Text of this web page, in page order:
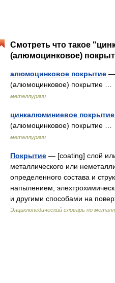
Смотреть что такое
(алюмоцинковое)
алюмоцинковое покрытие —
(алюмоцинковое) покрытие …
металлургии
цинкалюминиевое покрытие
(алюмоцинковое) покрытие …
металлургии
Покрытие — [coating] слой
металлического или
определенного состава и
напылением,
и другими способами на
Энциклопедический словарь по